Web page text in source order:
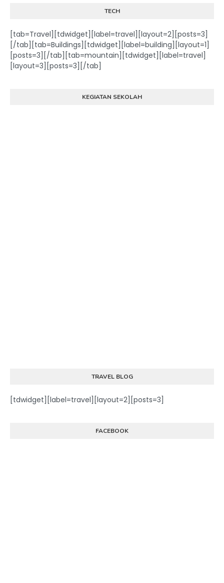
TECH
[tab=Travel][tdwidget][label=travel][layout=2][posts=3]
[/tab][tab=Buildings][tdwidget][label=building][layout=1]
[posts=3][/tab][tab=mountain][tdwidget][label=travel]
[layout=3][posts=3][/tab]
KEGIATAN SEKOLAH
TRAVEL BLOG
[tdwidget][label=travel][layout=2][posts=3]
FACEBOOK